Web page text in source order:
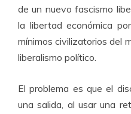
de un nuevo fascismo
la libertad económica
mínimos civilizatorios del
liberalismo político.
El problema es que el
una salida, al usar una